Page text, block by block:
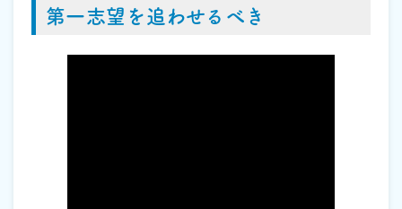
第一志望を追わせるべき